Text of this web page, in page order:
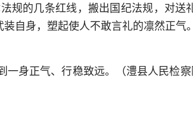
规的几条红线，搬出国纪法规，对送
自身，塑起使人不敢言礼的凛然正气
一身正气、行稳致远。（澧县人民检